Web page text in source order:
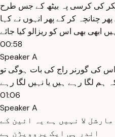
کی کرسی پہ بیٹھ کے جس طرح
چنانچہ کر کے پھر انہوں نے کہا
ابھی بھی اس کو ریزالو کیا جائے
00:58
Speaker A
کی گورنر راج کی بات ہوگی تو
ہم لگا رہے ہیں یا نہیں لگا رہے
01:06
Speaker A
لا نہیں ہے یہ ائین کے
اندر ہی ایک پروویژن ہے